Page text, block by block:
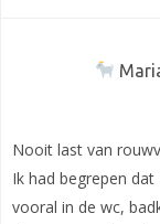
Nooit last van
Ik had begrepen
vooral in de wc,